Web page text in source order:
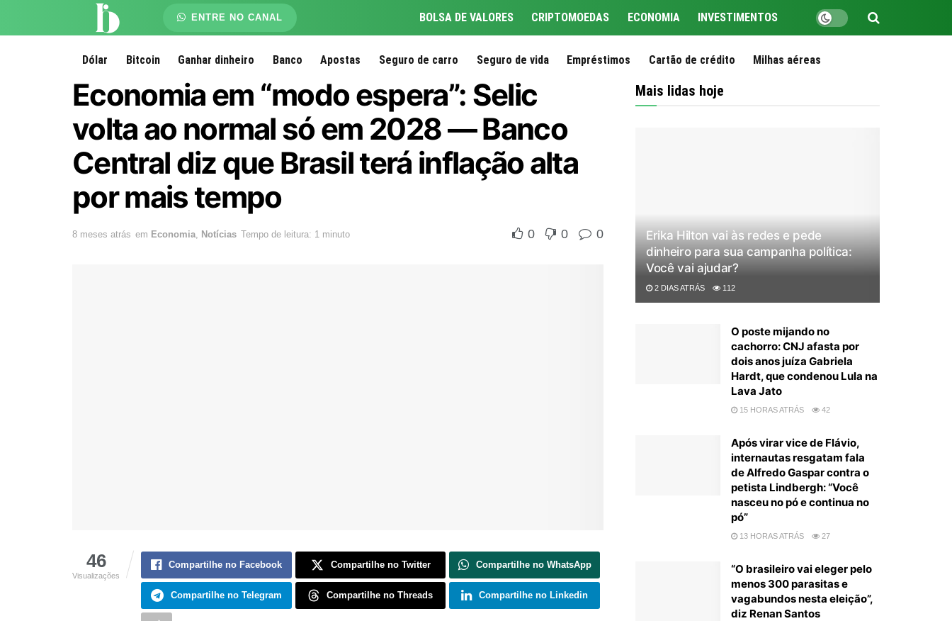
ENTRE NO CANAL BOLSA DE VALORES CRIPTOMOEDAS ECONOMIA INVESTIMENTOS
Dólar Bitcoin Ganhar dinheiro Banco Apostas Seguro de carro Seguro de vida Empréstimos Cartão de crédito Milhas aéreas
Economia em “modo espera”: Selic
volta ao normal só em 2028 — Banco
Central diz que Brasil terá inflação alta
por mais tempo
8 meses atrás em Economia Notícias Tempo de leitura: 1 minuto 0 0 0
46
Visualizações
Compartilhe no Facebook Compartilhe no Twitter Compartilhe no WhatsApp
Compartilhe no Telegram Compartilhe no Threads Compartilhe no Linkedin
Mais lidas hoje
Erika Hilton vai às redes e pede
dinheiro para sua campanha política:
Você vai ajudar?
2 DIAS ATRÁS 112
O poste mijando no
cachorro: CNJ afasta por
dois anos juíza Gabriela
Hardt, que condenou Lula na
Lava Jato
15 HORAS ATRÁS 42
Após virar vice de Flávio,
internautas resgatam fala
de Alfredo Gaspar contra o
petista Lindbergh: “Você
nasceu no pó e continua no
pó”
13 HORAS ATRÁS 27
“O brasileiro vai eleger pelo
menos 300 parasitas e
vagabundos nesta eleição”,
diz Renan Santos